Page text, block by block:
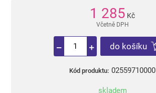
1 285 Kč
Včetně DPH
do košíku
Kód produktu: 02559710000
skladem